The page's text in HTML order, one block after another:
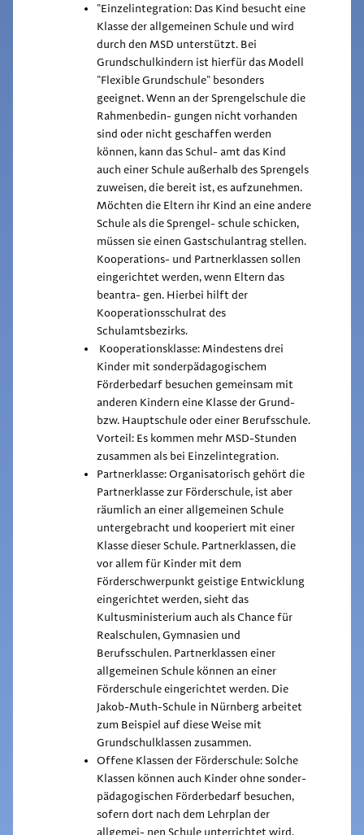
"Einzelintegration: Das Kind besucht eine
Klasse der allgemeinen Schule und wird
durch den MSD unterstützt. Bei
Grundschulkindern ist hierfür das Modell
"Flexible Grundschule" besonders
geeignet. Wenn an der Sprengelschule die
Rahmenbedin- gungen nicht vorhanden
sind oder nicht geschaffen werden
können, kann das Schul- amt das Kind
auch einer Schule außerhalb des Sprengels
zuweisen, die bereit ist, es aufzunehmen.
Möchten die Eltern ihr Kind an eine andere
Schule als die Sprengel- schule schicken,
müssen sie einen Gastschulantrag stellen.
Kooperations- und Partnerklassen sollen
eingerichtet werden, wenn Eltern das
beantra- gen. Hierbei hilft der
Kooperationsschulrat des
Schulamtsbezirks.
Kooperationsklasse: Mindestens drei
Kinder mit sonderpädagogischem
Förderbedarf besuchen gemeinsam mit
anderen Kindern eine Klasse der Grund-
bzw. Hauptschule oder einer Berufsschule.
Vorteil: Es kommen mehr MSD-Stunden
zusammen als bei Einzelintegration.
Partnerklasse: Organisatorisch gehört die
Partnerklasse zur Förderschule, ist aber
räumlich an einer allgemeinen Schule
untergebracht und kooperiert mit einer
Klasse dieser Schule. Partnerklassen, die
vor allem für Kinder mit dem
Förderschwerpunkt geistige Entwicklung
eingerichtet werden, sieht das
Kultusministerium auch als Chance für
Realschulen, Gymnasien und
Berufsschulen. Partnerklassen einer
allgemeinen Schule können an einer
Förderschule eingerichtet werden. Die
Jakob-Muth-Schule in Nürnberg arbeitet
zum Beispiel auf diese Weise mit
Grundschulklassen zusammen.
Offene Klassen der Förderschule: Solche
Klassen können auch Kinder ohne sonder-
pädagogischen Förderbedarf besuchen,
sofern dort nach dem Lehrplan der